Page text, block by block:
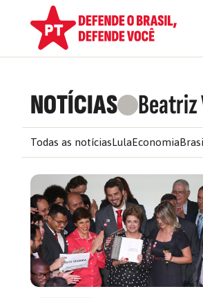
NOTÍCIAS Beatriz
Todas as notíciasLulaEconomia